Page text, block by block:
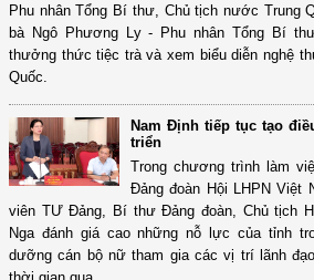
Phu nhân Tổng Bí thư, Chủ tịch nước Trung
bà Ngô Phương Ly - Phu nhân Tổng Bí
thưởng thức tiệc trà và xem biểu diễn nghệ
Quốc.
Nam Định tiếp tục tạo
triển
Trong chương trình làm
Đảng đoàn Hội LHPN Việt
viên TƯ Đảng, Bí thư Đảng đoàn, Chủ tịch
Nga đánh giá cao những nỗ lực của tỉnh
dưỡng cán bộ nữ tham gia các vị trí lãnh